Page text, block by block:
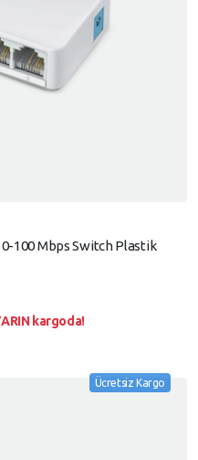
100 Mbps Switch Plastik
kargoda!
Ücretsiz Kargo